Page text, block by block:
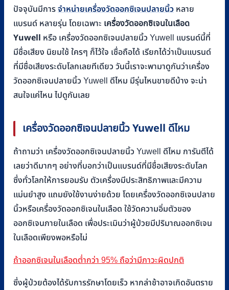
ปัจจุบันมีการ จำหน่ายเครื่องวัดออกซิเจนปลายนิ้ว หลาย
แบรนด์ หลายรุ่น โดยเฉพาะ เครื่องวัดออกซิเจนในเลือด
Yuwell หรือ เครื่องวัดออกซิเจนปลายนิ้ว Yuwell แบรนด์นี้ที่
มีชื่อเสียง นิยมใช้ ใครๆ ก็ไว้ใจ เชื่อถือได้ เรียกได้ว่าเป็นแบรนด์
ที่มีชื่อเสียงระดับโลกเลยทีเดียว วันนี้เราจะพามาดูกันว่าเครื่อง
วัดออกซิเจนปลายนิ้ว Yuwell ดีไหม มีรุ่นไหนขายดีบ้าง จะน่า
สนใจแค่ไหน ไปดูกันเลย
เครื่องวัดออกซิเจนปลายนิ้วYuwell ดีไหม
ถ้าถามว่า เครื่องวัดออกซิเจนปลายนิ้ว Yuwell ดีไหม การันตีได้
เลยว่าดีมากๆ อย่างที่บอกว่าเป็นแบรนด์ที่มีชื่อเสียงระดับโลก
ซึ่งทั่วโลกให้การยอมรับ ตัวเครื่องมีประสิทธิภาพและมีความ
แม่นยำสูง แถมยังใช้งานง่ายด้วย โดยเครื่องวัดออกซิเจนปลาย
นิ้วหรือเครื่องวัดออกซิเจนในเลือด ใช้วัดความอิ่มตัวของ
ออกซิเจนภายในเลือด เพื่อประเมินว่าผู้ป่วยมีปริมาณออกซิเจน
ในเลือดเพียงพอหรือไม่
ถ้าออกซิเจนในเลือดต่ำกว่า 95% ถือว่ามีภาวะผิดปกติ
ซึ่งผู้ป่วยต้องได้รับการรักษาโดยเร็ว หากล่าช้าอาจเกิดอันตราย